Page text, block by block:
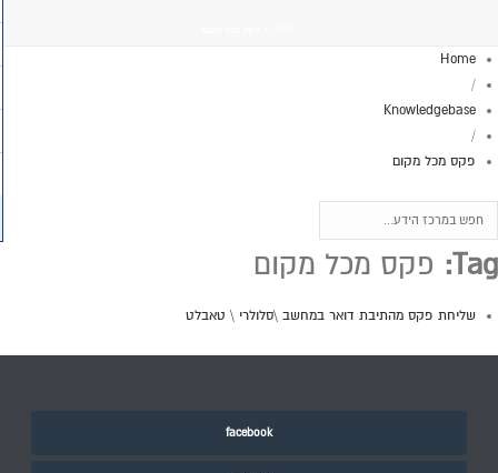
Home
/
Knowledgebase
/
פקס מכל מקום
Tag: פקס מכל מקום
שליחת פקס מהתיבת דואר במחשב \סלולרי \ טאבלט
facebook